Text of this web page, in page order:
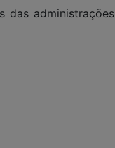
das administrações